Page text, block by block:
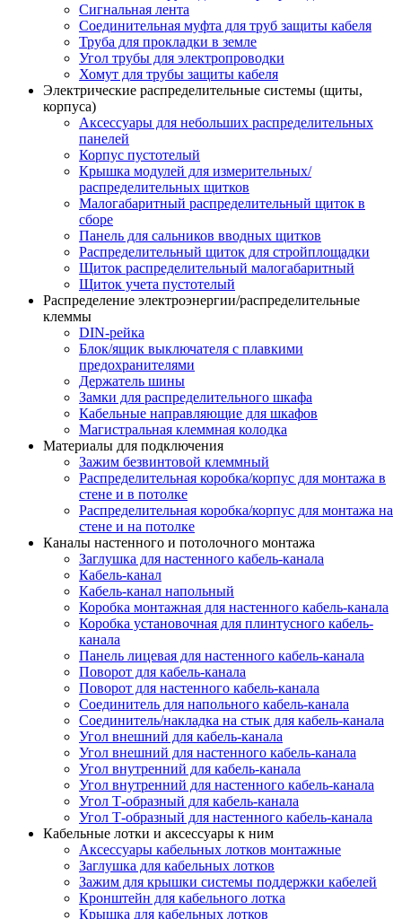
Сигнальная лента
Соединительная муфта для труб защиты кабеля
Труба для прокладки в земле
Угол трубы для электропроводки
Хомут для трубы защиты кабеля
Электрические распределительные системы (щиты,
корпуса)
Аксессуары для небольших распределительных
панелей
Корпус пустотелый
Крышка модулей для измерительных/
распределительных щитков
Малогабаритный распределительный щиток в
сборе
Панель для сальников вводных щитков
Распределительный щиток для стройплощадки
Щиток распределительный малогабаритный
Щиток учета пустотелый
Распределение электроэнергии/распределительные
клеммы
DIN-рейка
Блок/ящик выключателя с плавкими
предохранителями
Держатель шины
Замки для распределительного шкафа
Кабельные направляющие для шкафов
Магистральная клеммная колодка
Материалы для подключения
Зажим безвинтовой клеммный
Распределительная коробка/корпус для монтажа в
стене и в потолке
Распределительная коробка/корпус для монтажа на
стене и на потолке
Каналы настенного и потолочного монтажа
Заглушка для настенного кабель-канала
Кабель-канал
Кабель-канал напольный
Коробка монтажная для настенного кабель-канала
Коробка установочная для плинтусного кабель-
канала
Панель лицевая для настенного кабель-канала
Поворот для кабель-канала
Поворот для настенного кабель-канала
Соединитель для напольного кабель-канала
Соединитель/накладка на стык для кабель-канала
Угол внешний для кабель-канала
Угол внешний для настенного кабель-канала
Угол внутренний для кабель-канала
Угол внутренний для настенного кабель-канала
Угол Т-образный для кабель-канала
Угол Т-образный для настенного кабель-канала
Кабельные лотки и аксессуары к ним
Аксессуары кабельных лотков монтажные
Заглушка для кабельных лотков
Зажим для крышки системы поддержки кабелей
Кронштейн для кабельного лотка
Крышка для кабельных лотков